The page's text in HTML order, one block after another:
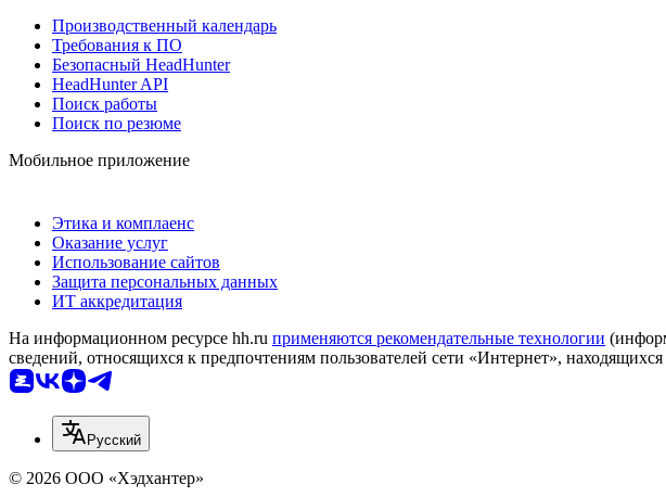
Производственный календарь
Требования к ПО
Безопасный HeadHunter
HeadHunter API
Поиск работы
Поиск по резюме
Мобильное приложение
Этика и комплаенс
Оказание услуг
Использование сайтов
Защита персональных данных
ИТ аккредитация
На информационном ресурсе hh.ru применяются рекомендательные технологии
сведений, относящихся к предпочтениям пользователей сети «Интернет»,
Русский
© 2026 ООО «Хэдхантер»